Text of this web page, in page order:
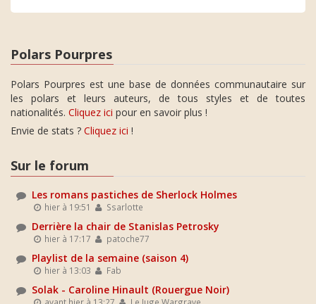
Polars Pourpres
Polars Pourpres est une base de données communautaire sur
les polars et leurs auteurs, de tous styles et de toutes
nationalités. Cliquez ici pour en savoir plus !
Envie de stats ? Cliquez ici !
Sur le forum
Les romans pastiches de Sherlock Holmes
hier à 19:51 Ssarlotte
Derrière la chair de Stanislas Petrosky
hier à 17:17 patoche77
Playlist de la semaine (saison 4)
hier à 13:03 Fab
Solak - Caroline Hinault (Rouergue Noir)
avant hier à 13:27 Le Juge Wargrave